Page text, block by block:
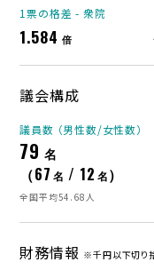
1票の格差 - 衆院
1.584 倍
議会構成
議員数 （男性数/女性数）
79 名
（67 名 / 12 名）
全国平均54.68人
財務情報 ※千円以下切り